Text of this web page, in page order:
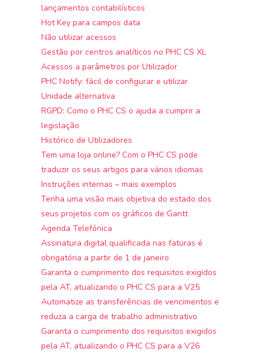
lançamentos contabilísticos
Hot Key para campos data
Não utilizar acessos
Gestão por centros analíticos no PHC CS XL
Acessos a parâmetros por Utilizador
PHC Notify: fácil de configurar e utilizar
Unidade alternativa
RGPD: Como o PHC CS o ajuda a cumprir a
legislação
Histórico de Utilizadores
Tem uma loja online? Com o PHC CS pode
traduzir os seus artigos para vários idiomas
Instruções internas – mais exemplos
Tenha uma visão mais objetiva do estado dos
seus projetos com os gráficos de Gantt
Agenda Telefónica
Assinatura digital qualificada nas faturas é
obrigatória a partir de 1 de janeiro
Garanta o cumprimento dos requisitos exigidos
pela AT, atualizando o PHC CS para a V25
Automatize as transferências de vencimentos e
reduza a carga de trabalho administrativo
Garanta o cumprimento dos requisitos exigidos
pela AT, atualizando o PHC CS para a V26